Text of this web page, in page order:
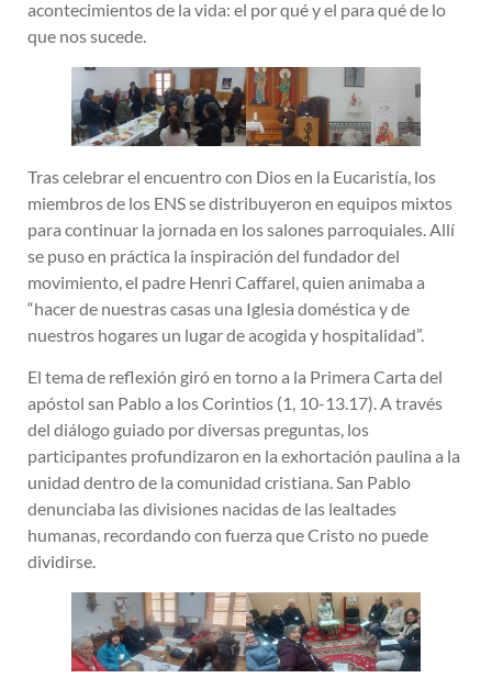
acontecimientos de la vida: el por qué y el para qué de lo
que nos sucede.
Tras celebrar el encuentro con Dios en la Eucaristía, los
miembros de los ENS se distribuyeron en equipos mixtos
para continuar la jornada en los salones parroquiales. Allí
se puso en práctica la inspiración del fundador del
movimiento, el padre Henri Caffarel, quien animaba a
“hacer de nuestras casas una Iglesia doméstica y de
nuestros hogares un lugar de acogida y hospitalidad”.
El tema de reflexión giró en torno a la Primera Carta del
apóstol san Pablo a los Corintios (1, 10-13.17). A través
del diálogo guiado por diversas preguntas, los
participantes profundizaron en la exhortación paulina a la
unidad dentro de la comunidad cristiana. San Pablo
denunciaba las divisiones nacidas de las lealtades
humanas, recordando con fuerza que Cristo no puede
dividirse.